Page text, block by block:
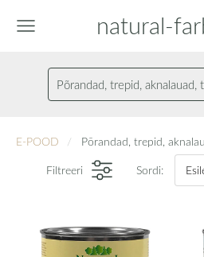
natural-
Põrandad, trepid, aknalauad,
E-POOD
Põrandad, trepid,
Filtreeri
Sordi: